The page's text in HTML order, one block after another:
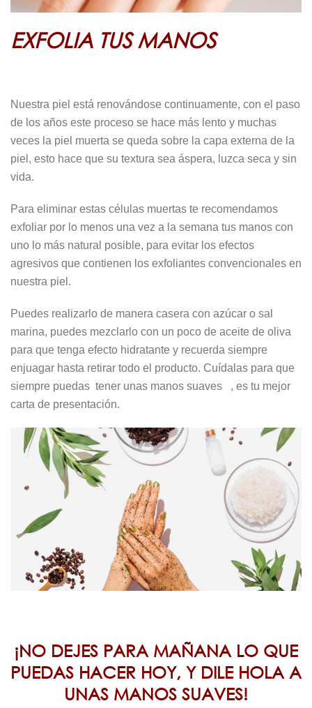
EXFOLIA TUS MANOS
Nuestra piel está renovándose continuamente, con el paso
de los años este proceso se hace más lento y muchas
veces la piel muerta se queda sobre la capa externa de la
piel, esto hace que su textura sea áspera, luzca seca y sin
vida.
Para eliminar estas células muertas te recomendamos
exfoliar por lo menos una vez a la semana tus manos con
uno lo más natural posible, para evitar los efectos
agresivos que contienen los exfoliantes convencionales en
nuestra piel.
Puedes realizarlo de manera casera con azúcar o sal
marina, puedes mezclarlo con un poco de aceite de oliva
para que tenga efecto hidratante y recuerda siempre
enjuagar hasta retirar todo el producto. Cuídalas para que
siempre puedas tener unas manos suaves , es tu mejor
carta de presentación.
¡NO DEJES PARA MAÑANA LO QUE
PUEDAS HACER HOY, Y DILE HOLA A
UNAS MANOS SUAVES!